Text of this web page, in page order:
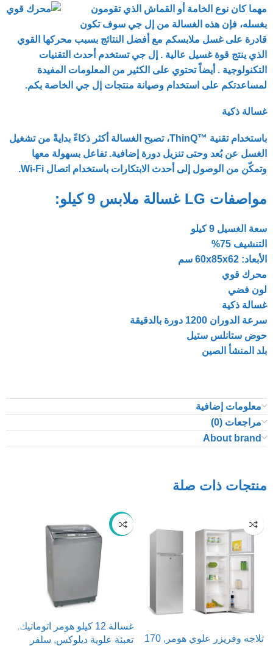
مهما كان نوع الخامة أو القماش الذي تقومون
بغسله، فإن هذه الغسالة من إل جي سوف تكون
قادرة على غسل ملابسكم مع أفضل النتائج بسبب محركها القوي
الذي ينتج قوة غسيل عالية . إل جي تستخدم أحدث التقنيات
التكنولوجية . أيضاً تحتوي على الكثير من المعلومات المفيدة
لمساعدتكم على استخدام وصيانة منتجات إل جي الخاصة بكم.
غسالة ذكية
باستخدام تقنية ™ThinQ‎، تصبح الغسالة أكثر ذكاءً بدايةً من تشغيل
الغسل عن بُعد وحتى تنزيل دورة إضافية. تفاعل بسهولة معها
وتمكّن من الوصول إلى أحدث الابتكارات باستخدام اتصال Wi-Fi.
مواصفات LG غسالة ملابس 9 كيلو:
سعة الغسيل 9 كيلو
التنشيف 75%
الأبعاد: 60x85x62 سم
محرك قوي
لون فضي
غسالة ذكية
سرعة الدوران 1200 دورة بالدقيقة
حوض ستانلس ستيل
بلد المنشأ الصين
معلومات إضافية
مراجعات (0)
About brand
منتجات ذات صلة
ثلاجه وفريزر علوي هومر, 170
-37%
غسالة 12 كيلو هومر اتوماتيك,
تعبئة علوية ديلوكس, سلفر